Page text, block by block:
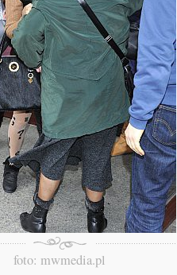
foto: mwmedia.pl